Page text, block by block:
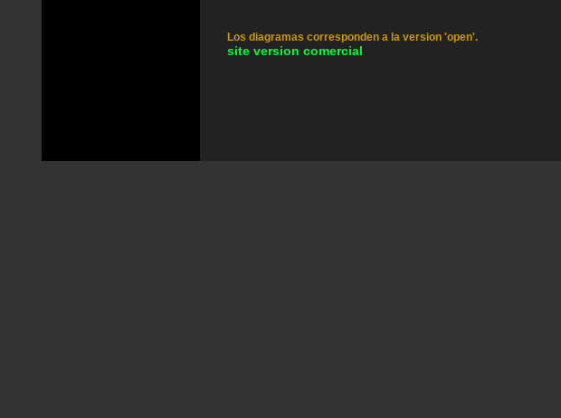
Los diagramas corresponden a la version 'open'.
site version comercial